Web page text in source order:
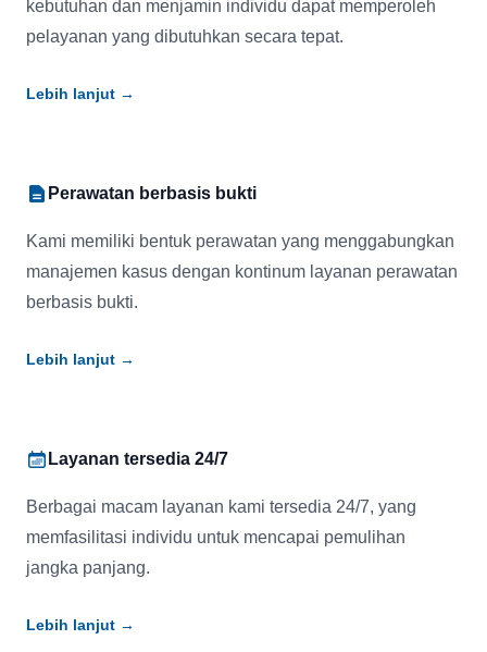
kebutuhan dan menjamin individu dapat memperoleh
pelayanan yang dibutuhkan secara tepat.
Lebih lanjut →
Perawatan berbasis bukti
Kami memiliki bentuk perawatan yang menggabungkan
manajemen kasus dengan kontinum layanan perawatan
berbasis bukti.
Lebih lanjut →
Layanan tersedia 24/7
Berbagai macam layanan kami tersedia 24/7, yang
memfasilitasi individu untuk mencapai pemulihan
jangka panjang.
Lebih lanjut →